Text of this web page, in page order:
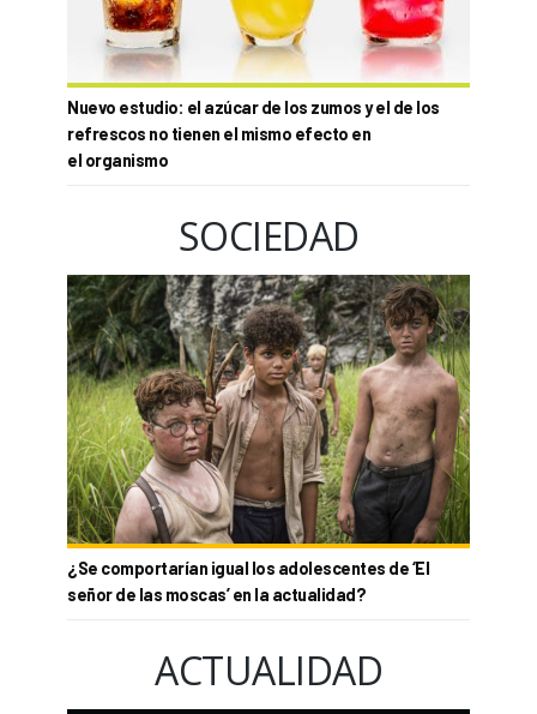
Nuevo estudio: el azúcar de los zumos y el de los
refrescos no tienen el mismo efecto en
el organismo
SOCIEDAD
¿Se comportarían igual los adolescentes de ‘El
señor de las moscas’ en la actualidad?
ACTUALIDAD